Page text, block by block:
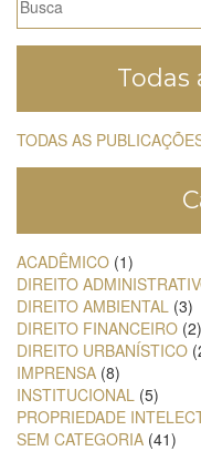
Todas
TODAS AS
ACADÊMICO (1)
DIREITO
DIREITO AMBIENTAL (3)
DIREITO FINANCEIRO (2)
DIREITO URBANÍSTICO
IMPRENSA (8)
INSTITUCIONAL (5)
PROPRIEDADE
SEM CATEGORIA (41)